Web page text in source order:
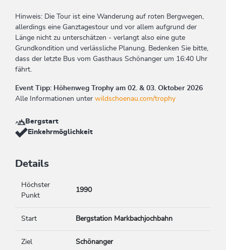
Hinweis: Die Tour ist eine Wanderung auf roten Bergwegen,
allerdings eine Ganztagestour und vor allem aufgrund der
Länge nicht zu unterschätzen - verlangt also eine gute
Grundkondition und verlässliche Planung. Bedenken Sie bitte,
dass der letzte Bus vom Gasthaus Schönanger um 16:40 Uhr
fährt.
Event Tipp: Höhenweg Trophy am 02. & 03. Oktober 2026
Alle Informationen unter wildschoenau.com/trophy
Bergstart
Einkehrmöglichkeit
Details
Höchster
Punkt
1990
Start Bergstation Markbachjochbahn
Ziel Schönanger